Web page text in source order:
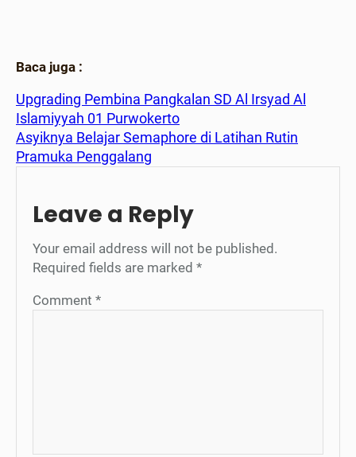
Baca juga :
Upgrading Pembina Pangkalan SD Al Irsyad Al
Islamiyyah 01 Purwokerto
Asyiknya Belajar Semaphore di Latihan Rutin
Pramuka Penggalang
Leave a Reply
Your email address will not be published.
Required fields are marked *
Comment *